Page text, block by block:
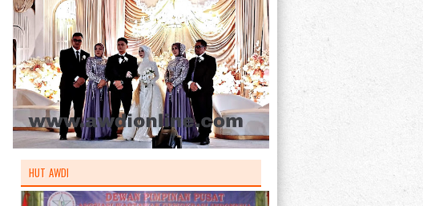
HUT AWDI